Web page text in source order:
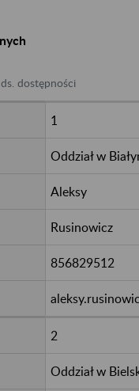
dostępności
1
Oddział w
Aleksy
Rusinowicz
856829512
2
Oddział w